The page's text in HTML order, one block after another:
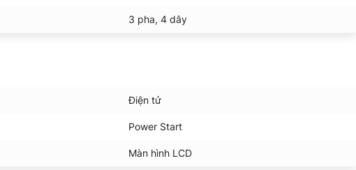
3 pha, 4 dây
Điện tử
Power Start
Màn hình LCD